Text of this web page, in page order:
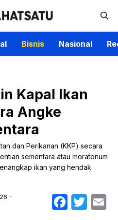
Bisnis Nasional
Kapal Ikan
Angke
dan Perikanan (KKP) secara
sementara atau moratorium
ikan yang hendak
-